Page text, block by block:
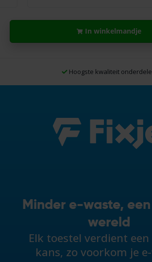
In winkelmandje
Hoogste kwaliteit
Minder e-waste,
wereld
Elk toestel verdient
kans, zo voorkom je